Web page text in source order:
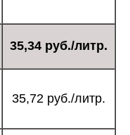
35,34 руб./литр.
35,72 руб./литр.